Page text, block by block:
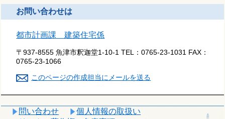
お問い合わせは
都市計画課 建築住宅係
〒937-8555 魚津市釈迦堂1-10-1 TEL：0765-23-1031 FAX：
0765-23-1066
このページの作成担当にメールを送る
問い合わせ
個人情報の取扱い